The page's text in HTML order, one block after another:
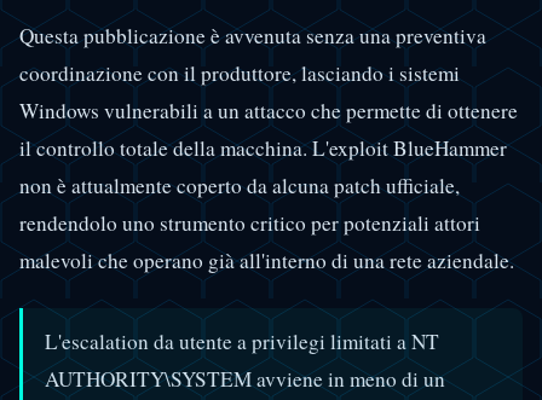
Questa pubblicazione è avvenuta senza una preventiva
coordinazione con il produttore, lasciando i sistemi
Windows vulnerabili a un attacco che permette di ottenere
il controllo totale della macchina. L'exploit BlueHammer
non è attualmente coperto da alcuna patch ufficiale,
rendendolo uno strumento critico per potenziali attori
malevoli che operano già all'interno di una rete aziendale.
L'escalation da utente a privilegi limitati a NT
AUTHORITY\SYSTEM avviene in meno di un